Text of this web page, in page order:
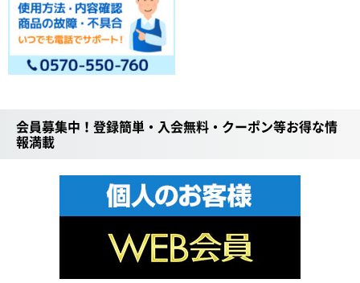
会員募集中！登録簡単・入会無料・クーポン等お得な情
報満載